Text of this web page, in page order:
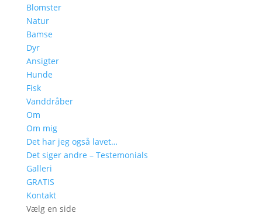
Blomster
Natur
Bamse
Dyr
Ansigter
Hunde
Fisk
Vanddråber
Om
Om mig
Det har jeg også lavet…
Det siger andre – Testemonials
Galleri
GRATIS
Kontakt
Vælg en side